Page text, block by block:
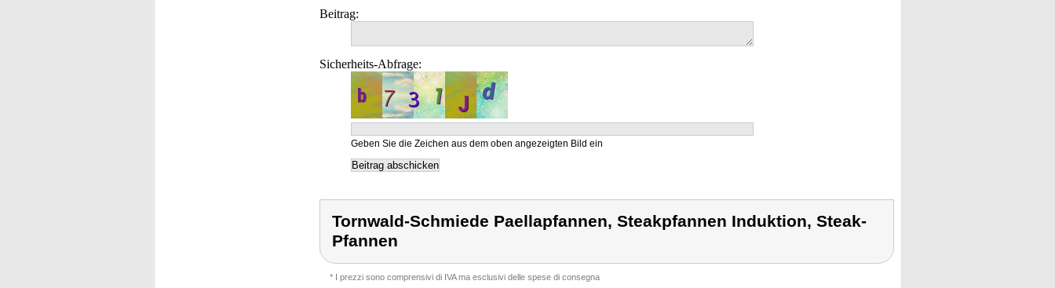
Beitrag:
Sicherheits-Abfrage:
Geben Sie die Zeichen aus dem oben angezeigten Bild ein
Tornwald-Schmiede Paellapfannen, Steakpfannen Induktion, Steak-
Pfannen
* I prezzi sono comprensivi di IVA ma esclusivi delle spese di consegna